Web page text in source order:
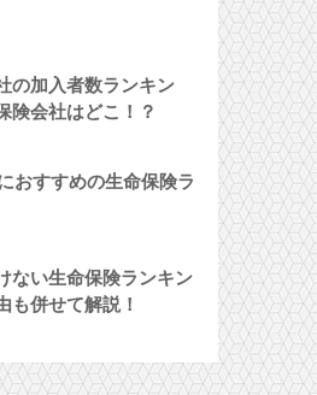
の加入者数ランキン
険会社はどこ！？
おすすめの生命保険ラ
ない生命保険ランキン
も併せて解説！